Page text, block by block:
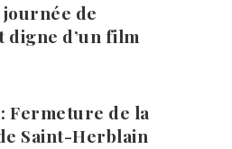
de
d’un film
Fermeture de la
Saint-Herblain